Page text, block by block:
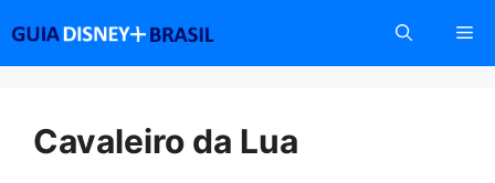
conteúdo
Cavaleiro da Lua